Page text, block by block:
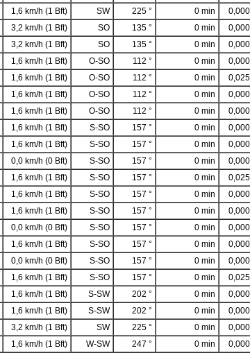
1,6 km/h (1 Bft) SW 225 ° 0 min
3,2 km/h (1 Bft) SO 135 ° 0 min
3,2 km/h (1 Bft) SO 135 ° 0 min
1,6 km/h (1 Bft) O-SO 112 ° 0 min
1,6 km/h (1 Bft) O-SO 112 ° 0 min
1,6 km/h (1 Bft) O-SO 112 ° 0 min
1,6 km/h (1 Bft) O-SO 112 ° 0 min
1,6 km/h (1 Bft) S-SO 157 ° 0 min
1,6 km/h (1 Bft) S-SO 157 ° 0 min
0,0 km/h (0 Bft) S-SO 157 ° 0 min
1,6 km/h (1 Bft) S-SO 157 ° 0 min
1,6 km/h (1 Bft) S-SO 157 ° 0 min
1,6 km/h (1 Bft) S-SO 157 ° 0 min
0,0 km/h (0 Bft) S-SO 157 ° 0 min
1,6 km/h (1 Bft) S-SO 157 ° 0 min
0,0 km/h (0 Bft) S-SO 157 ° 0 min
1,6 km/h (1 Bft) S-SO 157 ° 0 min
1,6 km/h (1 Bft) S-SW 202 ° 0 min
1,6 km/h (1 Bft) S-SW 202 ° 0 min
3,2 km/h (1 Bft) SW 225 ° 0 min
1,6 km/h (1 Bft) W-SW 247 ° 0 min